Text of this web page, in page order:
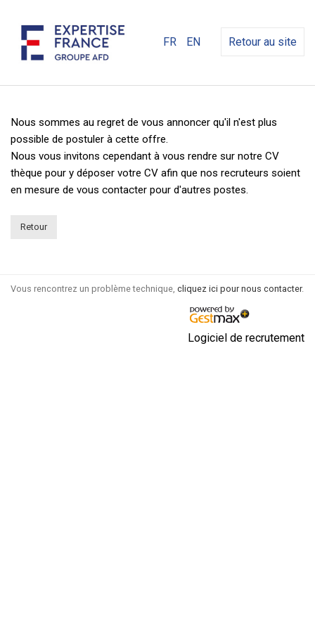
FR EN Retour au site
Nous sommes au regret de vous annoncer qu'il n'est plus
possible de postuler à cette offre.
Nous vous invitons cependant à vous rendre sur notre CV
thèque pour y déposer votre CV afin que nos recruteurs soient
en mesure de vous contacter pour d'autres postes.
Retour
Vous rencontrez un problème technique, cliquez ici pour nous contacter.
Logiciel de recrutement